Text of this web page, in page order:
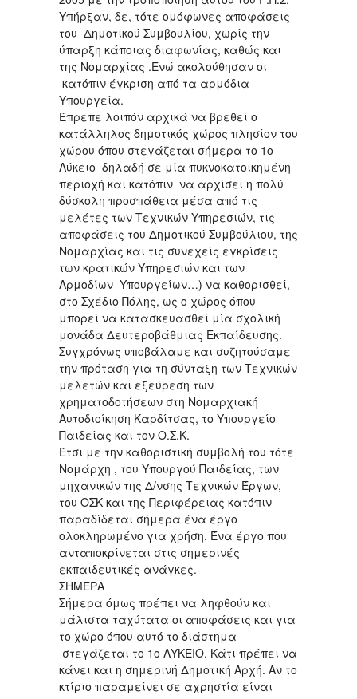
Υπήρξαν, δε, τότε ομόφωνες αποφάσεις
του Δημοτικού Συμβουλίου, χωρίς την
ύπαρξη κάποιας διαφωνίας, καθώς και
της Νομαρχίας .Ενώ ακολούθησαν οι
κατόπιν έγκριση από τα αρμόδια
Υπουργεία.
Έπρεπε λοιπόν αρχικά να βρεθεί ο
κατάλληλος δημοτικός χώρος πλησίον του
χώρου όπου στεγάζεται σήμερα το 1ο
Λύκειο δηλαδή σε μία πυκνοκατοικημένη
περιοχή και κατόπιν να αρχίσει η πολύ
δύσκολη προσπάθεια μέσα από τις
μελέτες των Τεχνικών Υπηρεσιών, τις
αποφάσεις του Δημοτικού Συμβούλιου, της
Νομαρχίας και τις συνεχείς εγκρίσεις
των κρατικών Υπηρεσιών και των
Αρμοδίων Υπουργείων…) να καθορισθεί,
στο Σχέδιο Πόλης, ως ο χώρος όπου
μπορεί να κατασκευασθεί μία σχολική
μονάδα Δευτεροβάθμιας Εκπαίδευσης.
Συγχρόνως υποβάλαμε και συζητούσαμε
την πρόταση για τη σύνταξη των Τεχνικών
μελετών και εξεύρεση των
χρηματοδοτήσεων στη Νομαρχιακή
Αυτοδιοίκηση Καρδίτσας, το Υπουργείο
Παιδείας και τον Ο.Σ.Κ.
Έτσι με την καθοριστική συμβολή του τότε
Νομάρχη , του Υπουργού Παιδείας, των
μηχανικών της Δ/νσης Τεχνικών Έργων,
του ΟΣΚ και της Περιφέρειας κατόπιν
παραδίδεται σήμερα ένα έργο
ολοκληρωμένο για χρήση. Ένα έργο που
ανταποκρίνεται στις σημερινές
εκπαιδευτικές ανάγκες.
ΣΗΜΕΡΑ
Σήμερα όμως πρέπει να ληφθούν και
μάλιστα ταχύτατα οι αποφάσεις και για
το χώρο όπου αυτό το διάστημα
στεγάζεται το 1ο ΛΥΚΕΙΟ. Κάτι πρέπει να
κάνει και η σημερινή Δημοτική Αρχή. Αν το
κτίριο παραμείνει σε αχρηστία είναι